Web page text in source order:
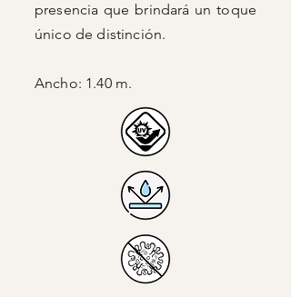
presencia que brindará un toque
único de distinción.
Ancho: 1.40 m.